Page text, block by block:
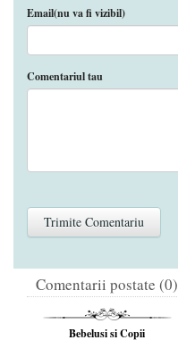
Email(nu va fi vizibil)
Comentariul tau
Comentarii postate (0)
Bebelusi si Copii